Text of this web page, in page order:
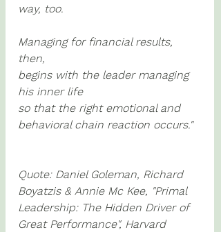
way, too.
Managing for financial results,
then,
begins with the leader managing
his inner life
so that the right emotional and
behavioral chain reaction occurs."
Quote: Daniel Goleman, Richard
Boyatzis & Annie Mc Kee, "Primal
Leadership: The Hidden Driver of
Great Performance", Harvard